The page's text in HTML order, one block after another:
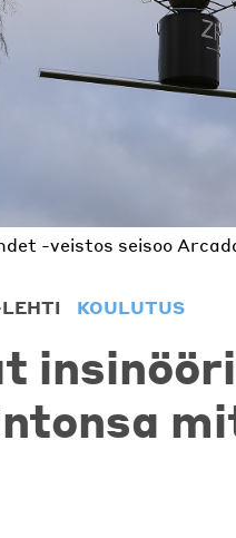
-veistos seisoo
KOULUTUS